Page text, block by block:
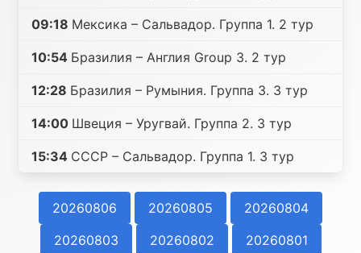
09:18 Мексика – Сальвадор. Группа 1. 2 тур
10:54 Бразилия – Англия Group 3. 2 тур
12:28 Бразилия – Румыния. Группа 3. 3 тур
14:00 Швеция – Уругвай. Группа 2. 3 тур
15:34 СССР – Сальвадор. Группа 1. 3 тур
20260806 20260805
20260804
20260803
20260802 20260801